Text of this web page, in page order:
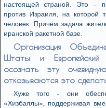
настоящей страной. Это –
против Израиля, на которой
человек. Причём задача
иранской ракетной базе.
Организация
Штаты и
осознать эту
отказываются это
Хуже того - они
«Хизбаллы», поддерживая